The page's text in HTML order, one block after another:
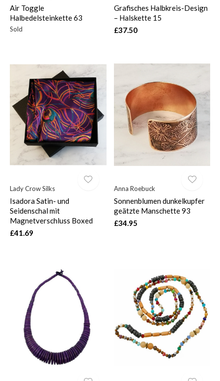
Air Toggle
Halbedelsteinkette 63
Sold
Grafisches Halbkreis-Design
– Halskette 15
£37.50
Lady Crow Silks
Isadora Satin- und
Seidenschal mit
Magnetverschluss Boxed
£41.69
Anna Roebuck
Sonnenblumen dunkelkupfer
geätzte Manschette 93
£34.95